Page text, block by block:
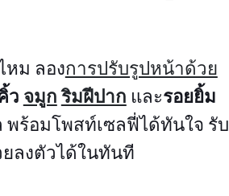
หม ลองการปรับรูปหน้าด้วย
ว จมูก ริมฝีปาก และรอยยิ้ม
ร้อมโพสท์เซลฟี่ได้ทันใจ รับ
ลงตัวได้ในทันที